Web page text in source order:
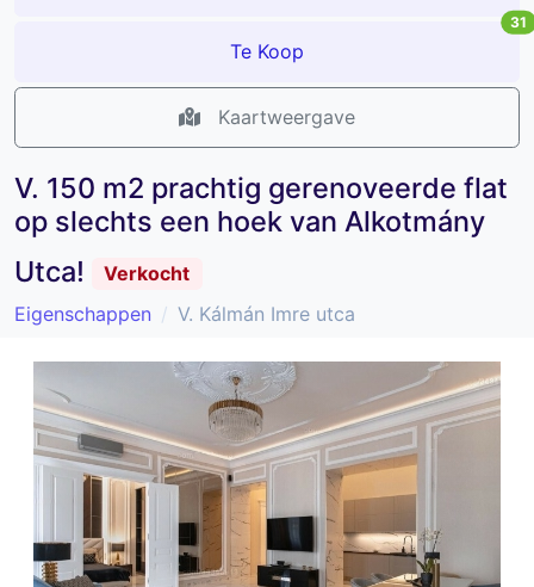
Te Koop
31
Kaartweergave
V. 150 m2 prachtig gerenoveerde flat
op slechts een hoek van Alkotmány
Utca!
Verkocht
Eigenschappen
V. Kálmán Imre utca